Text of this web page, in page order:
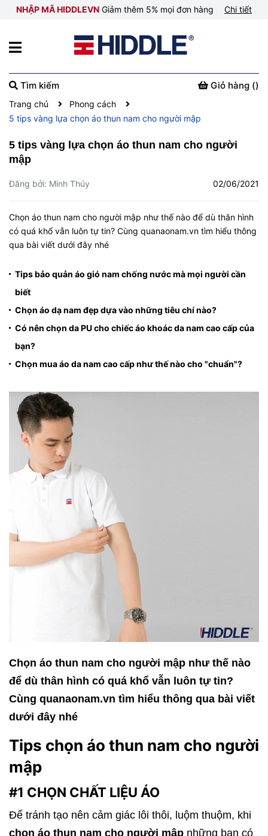
NHẬP MÃ HIDDLEVN Giảm thêm 5% mọi đơn hàng Chi tiết
Tìm kiếm Giỏ hàng ()
Trang chủ
Phong cách
5 tips vàng lựa chọn áo thun nam cho người mập
5 tips vàng lựa chọn áo thun nam cho người
mập
Đăng bởi: Minh Thúy 02/06/2021
Chọn áo thun nam cho người mập như thế nào để dù thân hình
có quá khổ vẫn luôn tự tin? Cùng quanaonam.vn tìm hiểu thông
qua bài viết dưới đây nhé
Tips bảo quản áo gió nam chống nước mà mọi người cần
biết
Chọn áo dạ nam đẹp dựa vào những tiêu chí nào?
Có nên chọn da PU cho chiếc áo khoác da nam cao cấp của
bạn?
Chọn mua áo da nam cao cấp như thế nào cho "chuẩn"?
Chọn áo thun nam cho người mập như thế nào
để dù thân hình có quá khổ vẫn luôn tự tin?
Cùng quanaonam.vn tìm hiểu thông qua bài viết
dưới đây nhé
Tips chọn áo thun nam cho người
mập
#1 CHỌN CHẤT LIỆU ÁO
Để tránh tạo nên cảm giác lôi thôi, luộm thuộm, khi
chọn áo thun nam cho người mập những bạn có